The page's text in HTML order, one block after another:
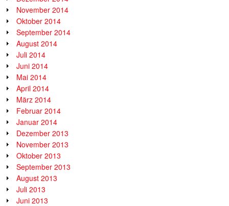
November 2014
Oktober 2014
September 2014
August 2014
Juli 2014
Juni 2014
Mai 2014
April 2014
März 2014
Februar 2014
Januar 2014
Dezember 2013
November 2013
Oktober 2013
September 2013
August 2013
Juli 2013
Juni 2013